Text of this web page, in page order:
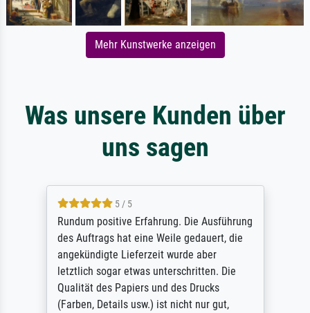
Mehr Kunstwerke anzeigen
Was unsere Kunden über
uns sagen
5 / 5
Rundum positive Erfahrung. Die Ausführung
des Auftrags hat eine Weile gedauert, die
angekündigte Lieferzeit wurde aber
letztlich sogar etwas unterschritten. Die
Qualität des Papiers und des Drucks
(Farben, Details usw.) ist nicht nur gut,